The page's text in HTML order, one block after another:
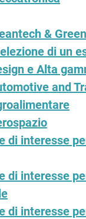
&
di un
e Alta
and
di interesse
di interesse
di interesse